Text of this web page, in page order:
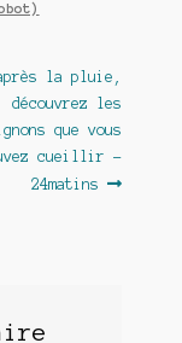
la pluie,
découvrez les
que vous
cueillir –
24matins